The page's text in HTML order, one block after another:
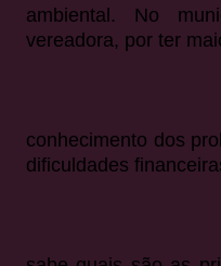
ambiental. No
vereadora, por ter
conhecimento dos
dificuldades